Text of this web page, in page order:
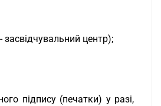
центр);
підпису (печатки) у разі,